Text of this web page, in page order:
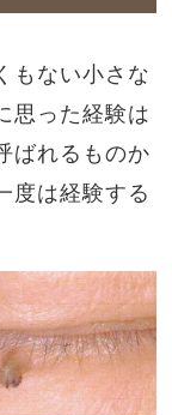
もない小さな
思った経験は
ばれるものか
度は経験する